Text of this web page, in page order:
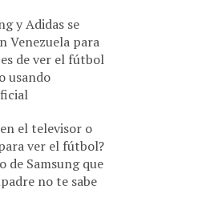
y Adidas se
Venezuela para
de ver el fútbol
usando
el televisor o
ver el fútbol?
de Samsung que
no te sabe